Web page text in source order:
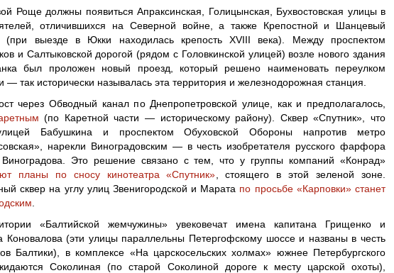
Роще должны появиться Апраксинская, Голицынская, Бухвостовская улицы в
отличившихся на Северной войне, а также Крепостной и Шанцевый
(при выезде в Юкки находилась крепость XVIII века). Между проспектом
и Салтыковской дорогой (рядом с Головкинской улицей) возле нового здания
был проложен новый проезд, который решено наименовать переулком
— так исторически называлась эта территория и железнодорожная станция.
через Обводный канал по Днепропетровской улице, как и предполагалось,
(по Каретной части — историческому району). Сквер «Спутник», что
Бабушкина и проспектом Обуховской Обороны напротив метро
нарекли Виноградовским — в честь изобретателя русского фарфора
Это решение связано с тем, что у группы компаний «Конрад»
планы по сносу кинотеатра «Спутник» , стоящего в этой зеленой зоне.
сквер на углу улиц Звенигородской и Марата по просьбе «Карповки» станет
«Балтийской жемчужины» увековечат имена капитана Грищенко и
Коновалова (эти улицы параллельны Петергофскому шоссе и названы в честь
Балтики), в комплексе «На царскосельских холмах» южнее Петербургского
Соколиная (по старой Соколиной дороге к месту царской охоты),